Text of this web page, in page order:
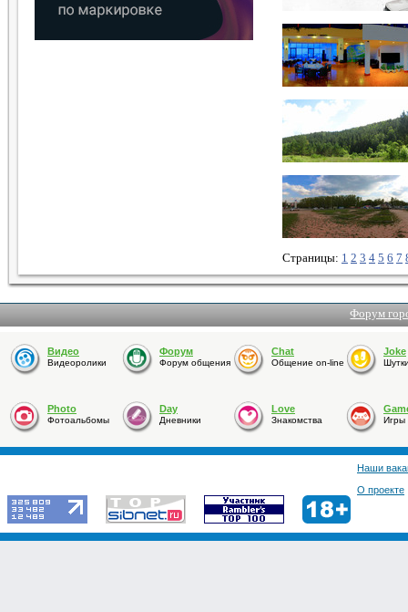
Страницы: 1 2 3 4 5 6 7
Форум
Видео
Видеоролики
Форум
Форум общения
Chat
Общение on-line
Joke
Photo
Фотоальбомы
Day
Дневники
Love
Знакомства Игры
Наши
О проекте